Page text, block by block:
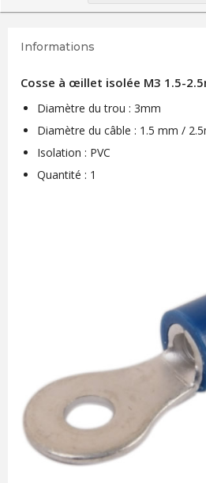
Informations
Cosse à œillet isolée M3 1.5-
Diamètre du trou : 3mm
Diamètre du câble : 1.5 mm /
Isolation : PVC
Quantité : 1